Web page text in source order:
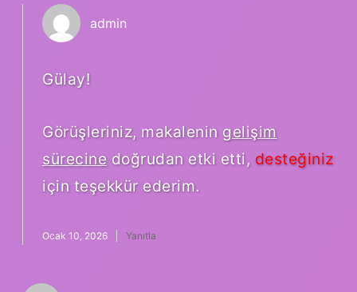
admin
Gülay!
Görüşleriniz, makalenin gelişim
sürecinedoğrudan etki etti, desteğiniz
için teşekkür ederim.
Ocak 10, 2026 Yanıtla